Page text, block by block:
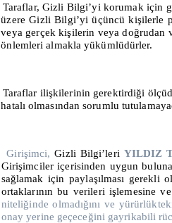
Taraflar, Gizli Bilgi’yi korumak için
üzere Gizli Bilgi’yi üçüncü kişilerle
veya gerçek kişilerin veya doğrudan
önlemleri almakla yükümlüdürler.
Taraflar ilişkilerinin gerektirdiği
hatalı olmasından sorumlu
Girişimci,Gizli Bilgi’leri YILDIZ
Girişimciler içerisinden uygun
sağlamak için paylaşılması gerekli
ortaklarının bu verileri işlemesine
niteliğinde olmadığını ve
onay yerine geçeceğini gayrikabili